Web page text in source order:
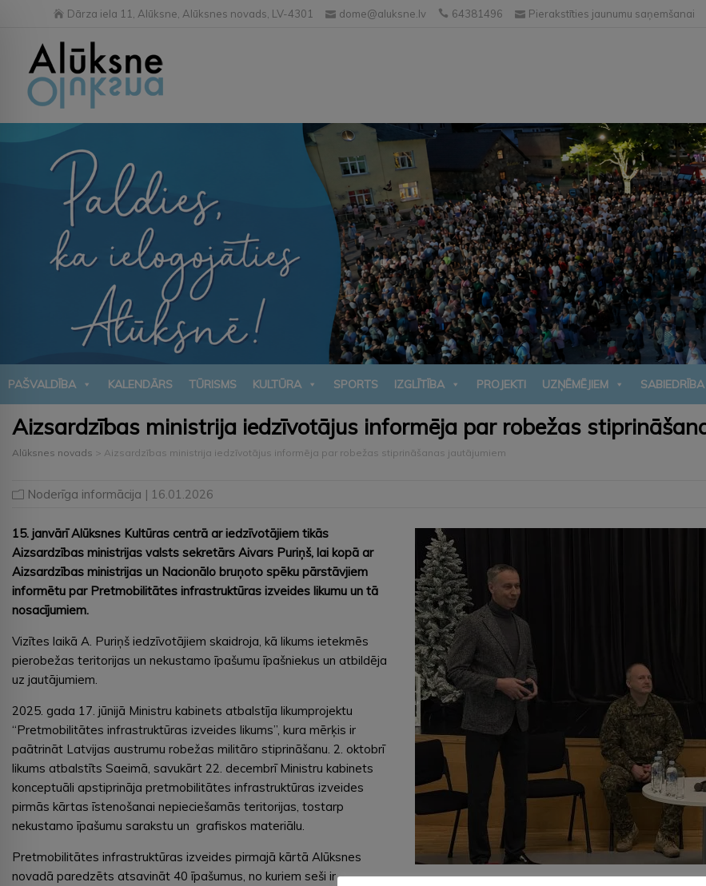
Dārza iela 11, Alūksne, Alūksnes novads, LV-4301 dome@aluksne.lv 64381496 Pierakstīties jaunumu saņemšanai
PAŠVALDĪBA KALENDĀRS TŪRISMS KULTŪRA SPORTS IZGLĪTĪBA PROJEKTI UZŅĒMĒJIEM SABIEDRĪBA
Aizsardzības ministrija iedzīvotājus informēja par robežas
Alūksnes novads > Aizsardzības ministrija iedzīvotājus informēja par robežas stiprināšanas jautājumiem
Noderīga informācija | 16.01.2026
15. janvārī Alūksnes Kultūras centrā ar iedzīvotājiem tikās
Aizsardzības ministrijas valsts sekretārs Aivars Puriņš, lai kopā ar
Aizsardzības ministrijas un Nacionālo bruņoto spēku pārstāvjiem
informētu par Pretmobilitātes infrastruktūras izveides likumu un tā
nosacījumiem.
Vizītes laikā A. Puriņš iedzīvotājiem skaidroja, kā likums ietekmēs
pierobežas teritorijas un nekustamo īpašumu īpašniekus un atbildēja
uz jautājumiem.
2025. gada 17. jūnijā Ministru kabinets atbalstīja likumprojektu
“Pretmobilitātes infrastruktūras izveides likums”, kura mērķis ir
paātrināt Latvijas austrumu robežas militāro stiprināšanu. 2. oktobrī
likums atbalstīts Saeimā, savukārt 22. decembrī Ministru kabinets
konceptuāli apstiprināja pretmobilitātes infrastruktūras izveides
pirmās kārtas īstenošanai nepieciešamās teritorijas, tostarp
nekustamo īpašumu sarakstu un grafiskos materiālu.
Pretmobilitātes infrastruktūras izveides pirmajā kārtā Alūksnes
novadā paredzēts atsavināt 40 īpašumus, no kuriem seši ir